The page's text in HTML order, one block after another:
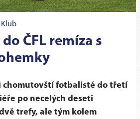
Klub
ČFL remíza s
chomutovští fotbalisté do třetí
po necelých deseti
trefy, ale tým kolem